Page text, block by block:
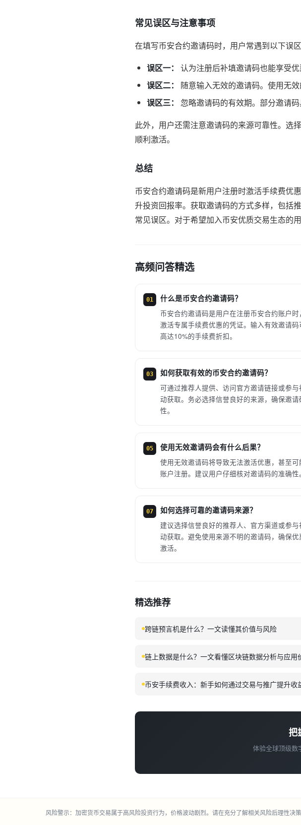
常见误区与注意事项
在填写币安合约邀请码时，用户常遇到以下误区
误区一：
认为注册后补填邀请码也能享受
误区二：
随意输入无效的邀请码。使用无
误区三：
忽略邀请码的有效期。部分邀请
此外，用户还需注意邀请码的来源可靠性。选
顺利激活。
总结
币安合约邀请码是新用户注册时激活手续费优
升投资回报率。获取邀请码的方式多样，包括
常见误区。对于希望加入币安优质交易生态的
高频问答精选
01 什么是币安合约邀请码？
币安合约邀请码是用户在注册币安合约账户时
激活专属手续费优惠的凭证。输入有效邀请码
高达10%的手续费折扣。
03 如何获取有效的币安合约邀请码？
可通过推荐人提供、访问官方邀请链接或参与
动获取。务必选择信誉良好的来源，确保邀请
性。
05 使用无效邀请码会有什么后果？
使用无效邀请码将导致无法激活优惠，甚至可
账户注册。建议用户仔细核对邀请码的准确性。
07 如何选择可靠的邀请码来源？
建议选择信誉良好的推荐人、官方渠道或参与
动获取。避免使用来源不明的邀请码，确保优
激活。
精选推荐
跨链预言机是什么？一文读懂其价值与风险
链上数据是什么？一文看懂区块链数据分析与应用
币安手续费收入：新手如何通过交易与推广提升收
把
体验全球顶级数
风险警示：加密货币交易属于高风险投资行为，价格波动剧烈。请在充分了解相关风险后理性决